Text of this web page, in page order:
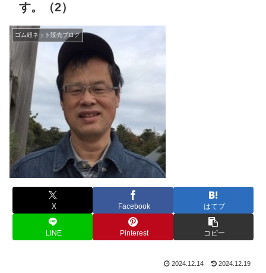
す。（2）
ゴム紐ネット販売ブログ
X Facebook はてブ
LINE Pinterest コピー
2024.12.14 2024.12.19